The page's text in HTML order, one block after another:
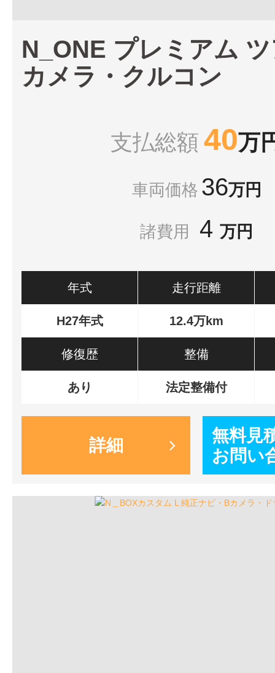
N_ONE プレミアム
カメラ・クルコン
支払総額 40万
車両価格 36万円
諸費用 4 万円
年式
H27年式
走行距離
12.4万km
修復歴
あり
整備
法定整備付
詳細
無料見
お問い